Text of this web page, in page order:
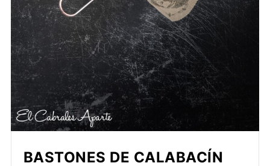
BASTONES DE CALABACÍN